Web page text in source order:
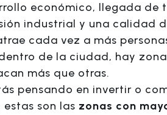
económico, llegada de
industrial y una calidad
cada vez a más
de la ciudad, hay
más que otras.
pensando en invertir o
estas son las zonas con